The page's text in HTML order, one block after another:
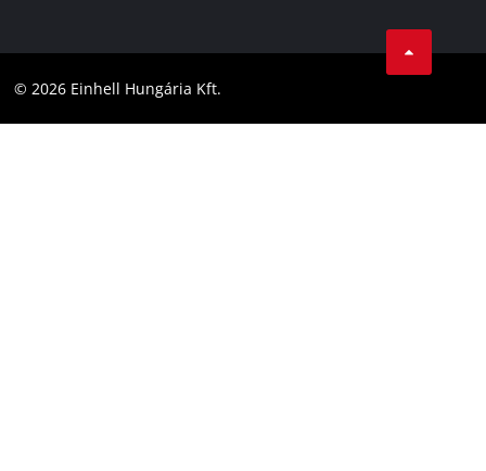
Akadálymentesítési Nyilatkozat
Facebook
© 2026 Einhell Hungária Kft.